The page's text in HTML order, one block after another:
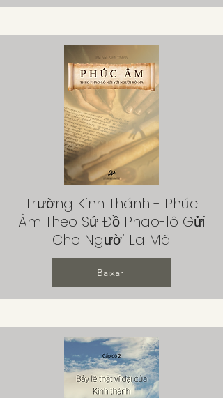
Trường Kinh Thánh - Phúc
Âm Theo Sứ Đồ Phao-lô Gửi
Cho Người La Mã
Baixar